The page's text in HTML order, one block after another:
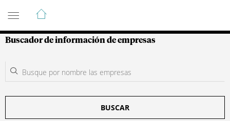
Guía de Empresas Colombianas
Buscador de información de empresas
BUSCAR